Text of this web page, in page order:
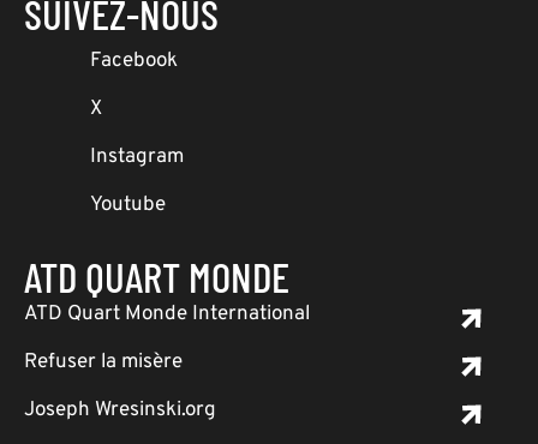
SUIVEZ-NOUS
Facebook
X
Instagram
Youtube
ATD QUART MONDE
ATD Quart Monde International
Refuser la misère
Joseph Wresinski.org